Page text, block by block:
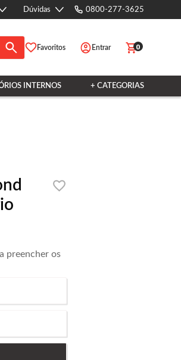
Dúvidas 0800-277-3625
Favoritos Entrar 0
INTERNOS + CATEGORIAS
preencher os